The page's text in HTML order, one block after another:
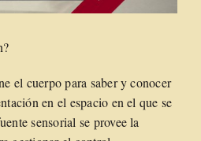
el cuerpo para saber y conocer
en el espacio en el que se
sensorial se provee la